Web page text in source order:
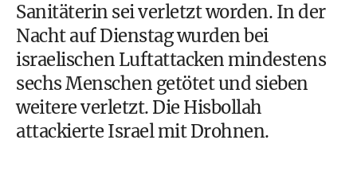
Sanitäterin sei verletzt worden. In der
Nacht auf Dienstag wurden bei
israelischen Luftattacken mindestens
sechs Menschen getötet und sieben
weitere verletzt. Die Hisbollah
attackierte Israel mit Drohnen.